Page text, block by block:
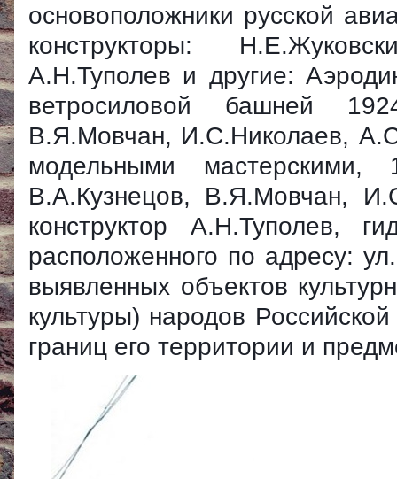
основоположники русской
конструкторы:
А.Н.Туполев и другие:
ветросиловой башней
В.Я.Мовчан, И.С.Николаев,
модельными
В.А.Кузнецов, В.Я.Мовчан,
конструктор А.Н.Туполев,
расположенного по адресу:
выявленных объектов
культуры) народов
границ его территории и